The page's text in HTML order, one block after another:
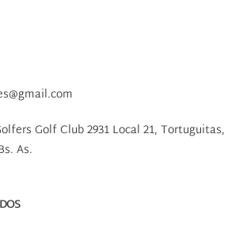
Golf Club 2931 Local 21, Tortuguitas,
As.